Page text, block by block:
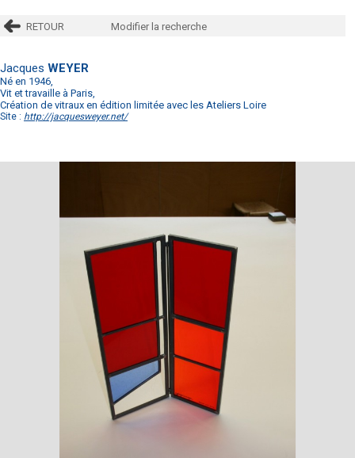
RETOUR Modifier la recherche
Jacques WEYER
Né en 1946,
Vit et travaille à Paris,
Création de vitraux en édition limitée avec les Ateliers Loire
Site : http://jacquesweyer.net/